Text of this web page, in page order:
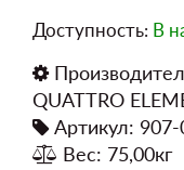
Доступность: В
QUATTRO
Артикул:
Вес: 75,00кг